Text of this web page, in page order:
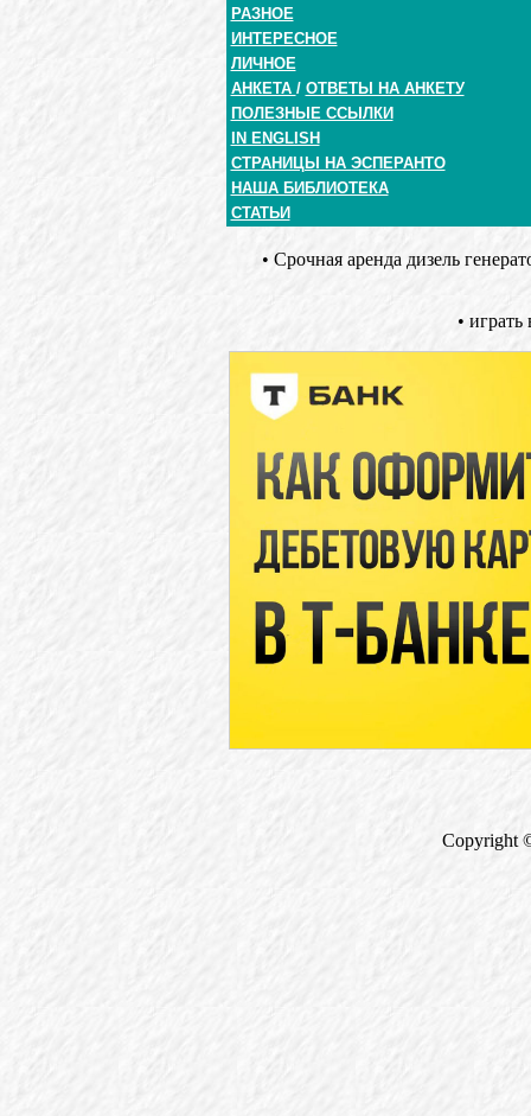
РАЗНОЕ
ИНТЕРЕСНОЕ
ЛИЧНОЕ
АНКЕТА / ОТВЕТЫ НА АНКЕТУ
ПОЛЕЗНЫЕ ССЫЛКИ
IN ENGLISH
СТРАНИЦЫ НА ЭСПЕРАНТО
НАША БИБЛИОТЕКА
СТАТЬИ
• Срочная аренда дизель
•
Copyright